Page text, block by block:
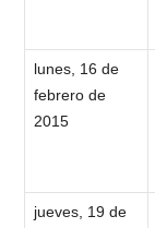
lunes, 16 de
febrero de
2015
jueves, 19 de